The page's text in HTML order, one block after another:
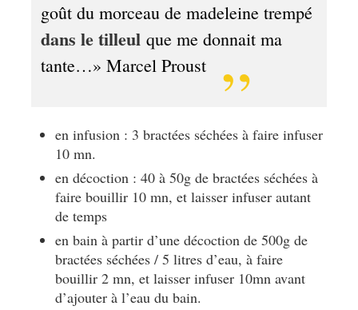
goût du morceau de madeleine trempé
dans le tilleul que me donnait ma
tante…» Marcel Proust
en infusion : 3 bractées séchées à faire infuser
10 mn.
en décoction : 40 à 50g de bractées séchées à
faire bouillir 10 mn, et laisser infuser autant
de temps
en bain à partir d’une décoction de 500g de
bractées séchées / 5 litres d’eau, à faire
bouillir 2 mn, et laisser infuser 10mn avant
d’ajouter à l’eau du bain.